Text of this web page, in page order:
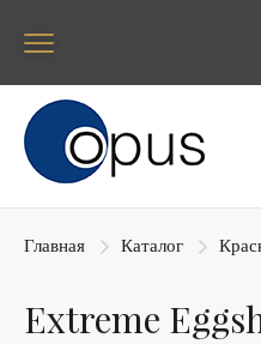
Блок поиска
Главная Каталог
Extreme